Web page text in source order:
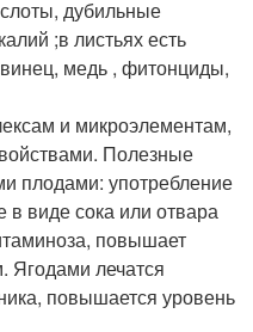
дубильные
;в листьях есть
медь , фитонциды,
и микроэлементам,
Полезные
плодами: употребление
виде сока или отвара
повышает
Ягодами лечатся
повышается уровень